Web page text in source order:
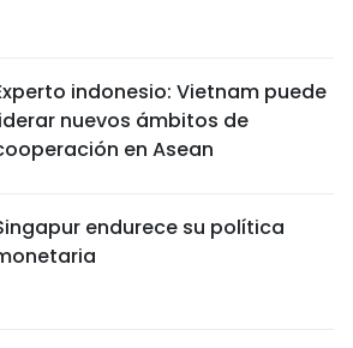
indonesio: Vietnam puede
nuevos ámbitos de
en Asean
endurece su política